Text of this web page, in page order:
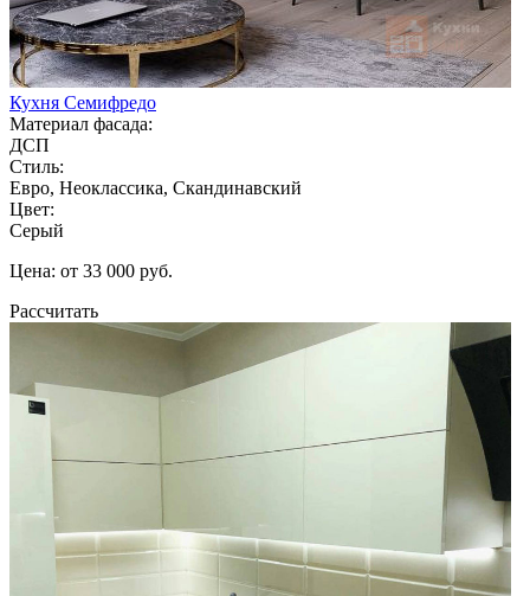
Кухня Семифредо
Материал фасада:
ДСП
Стиль:
Евро, Неоклассика, Скандинавский
Цвет:
Серый
Цена: от 33 000 руб.
Рассчитать